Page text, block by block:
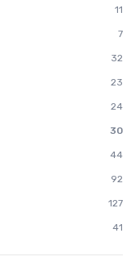
11
7
32
23
24
30
44
92
127
41